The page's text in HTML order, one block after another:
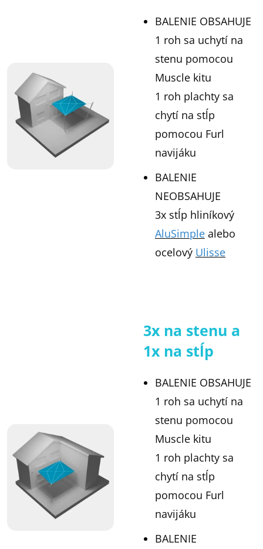
BALENIE OBSAHUJE
1 roh sa uchytí na
stenu pomocou
Muscle kitu
1 roh plachty sa
chytí na stĺp
pomocou Furl
navijáku
BALENIE
NEOBSAHUJE
3x stĺp hliníkový
AluSimple alebo
ocelový Ulisse
3x na stenu a
1x na stĺp
BALENIE OBSAHUJE
1 roh sa uchytí na
stenu pomocou
Muscle kitu
1 roh plachty sa
chytí na stĺp
pomocou Furl
navijáku
BALENIE